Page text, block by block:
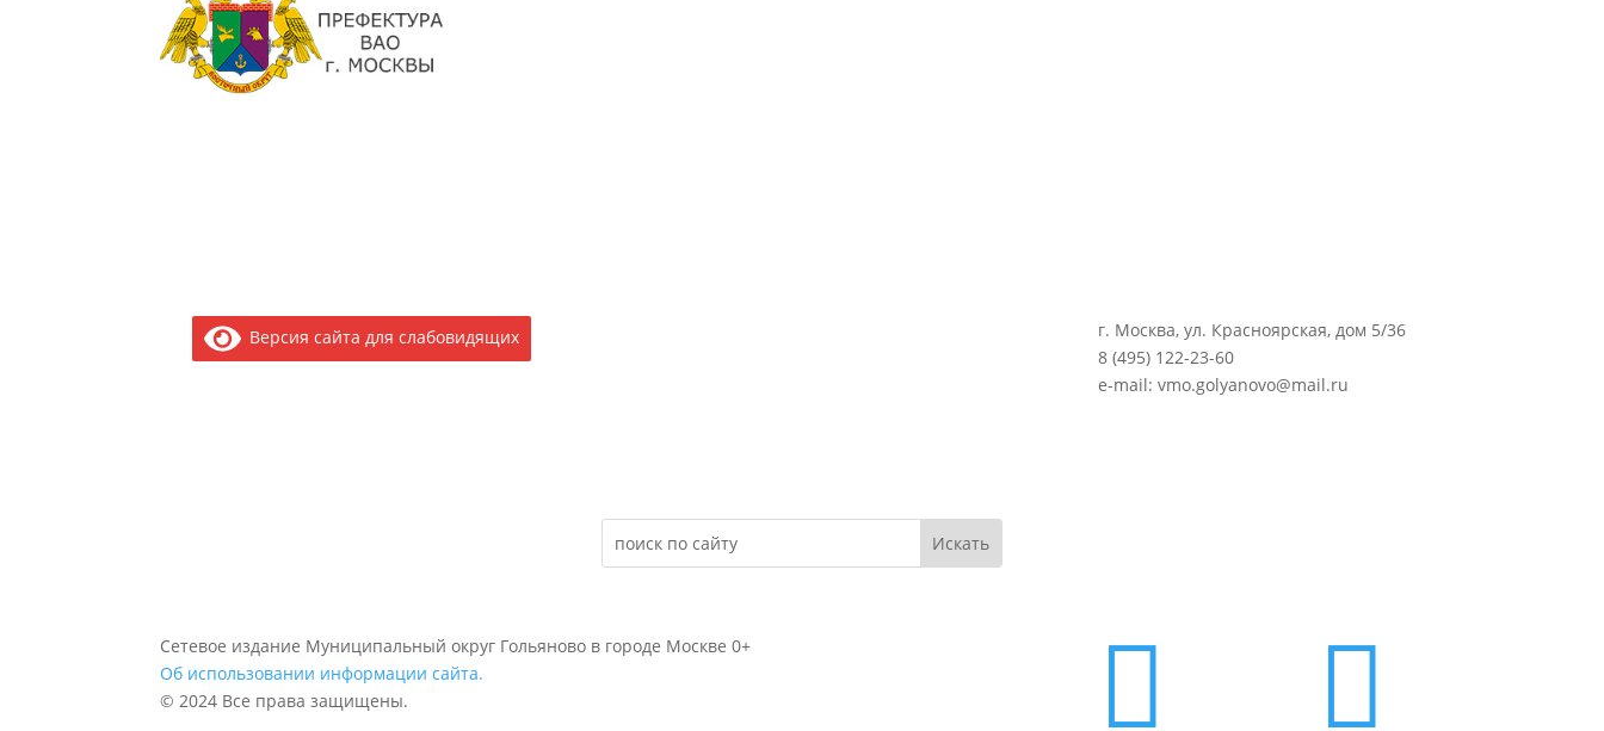
Версия сайта для слабовидящих
г. Москва, ул. Красноярская, дом 5/36
8 (495) 122-23-60
e-mail: vmo.golyanovo@mail.ru
Сетевое издание Муниципальный округ Гольяново в городе Москве 0+
Об использовании информации сайта.
© 2024 Все права защищены.
 